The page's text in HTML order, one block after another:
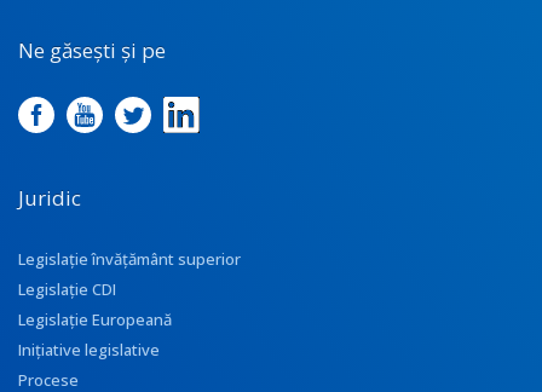
Ne găsești și pe
Juridic
Legislație învățământ superior
Legislație CDI
Legislație Europeană
Inițiative legislative
Procese